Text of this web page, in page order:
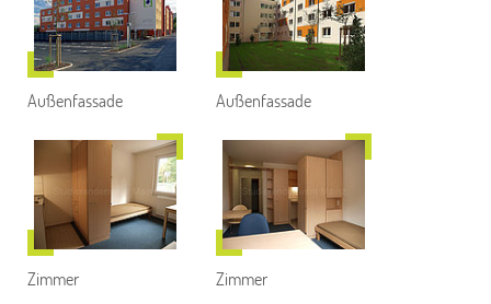
Außenfassade Außenfassade
Zimmer Zimmer